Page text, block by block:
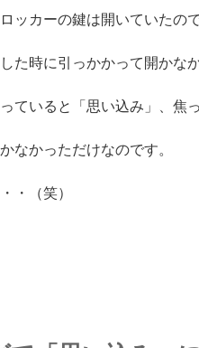
ッカーの鍵は開いていたので
た時に引っかかって開かなか
ていると「思い込み」、焦
なかっただけなのです。
・（笑）